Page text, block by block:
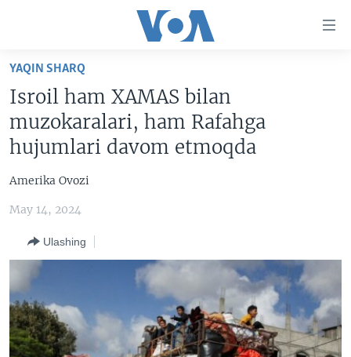
Boshiga
Qidiruvga
o'ting
MARKAZIY OSIYO
AMERIKA MANZARALARI
XALQARO HAYOT
VASHINGTON CHOYXONASI
MOBIL-SALOM!
IJTIMOIY TARMOQLAR
FACEBOOK
YOUTUBE
INSTAGRAM
INGLIZ TILI DARSLARI
EDITORIAL
Learning English
YAQIN SHARQ
Isroil ham XAMAS bilan
muzokaralari, ham Rafahga
hujumlari davom etmoqda
Amerika Ovozi
May 14, 2024
Ulashing